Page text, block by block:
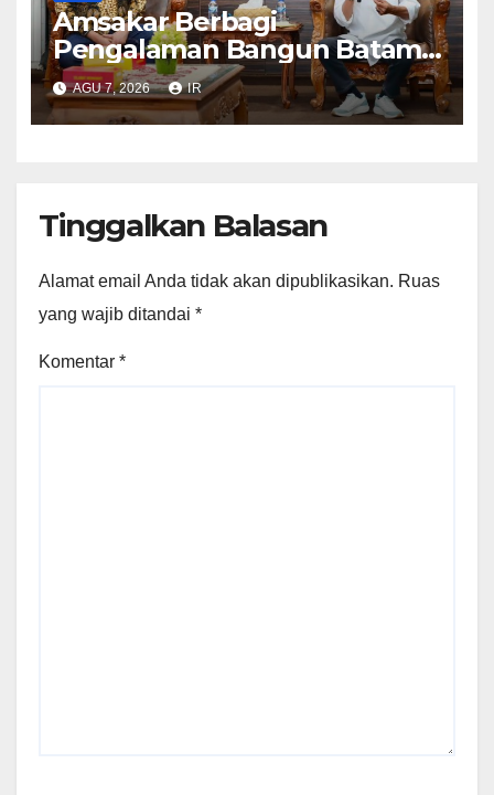
Amsakar Berbagi
Pengalaman Bangun Batam,
DPRD Dumai Dalami
Pendidikan hingga Investasi
AGU 7, 2026 IR
Tinggalkan Balasan
Alamat email Anda tidak akan dipublikasikan. Ruas
yang wajib ditandai *
Komentar *